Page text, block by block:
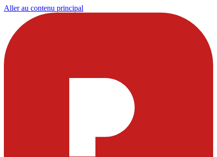
Aller au contenu principal